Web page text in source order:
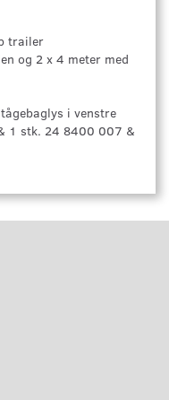
trailer
og 2 x 4 meter med
i venstre
1 stk. 24 8400 007 &